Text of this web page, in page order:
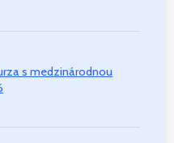
s medzinárodnou